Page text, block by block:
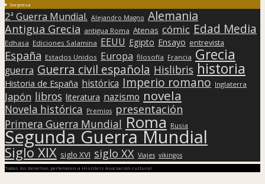
Sorpresa
2ª Guerra Mundial. Alejandro Magno Alemania
Antigua Grecia antigua Roma Atenas cómic Edad Media
Edhasa Ediciones Salamina EEUU Egipto Ensayo entrevista
España Estados Unidos Europa filosofía Francia Grecia
guerra Guerra civil española Hislibris historia
Historia de España histórica Imperio romano Inglaterra
Japón libros literatura nazismo novela
Novela histórica Premios presentación
Primera Guerra Mundial Roma Rusia
Segunda Guerra Mundial
Siglo XIX siglo XVI siglo XX Viajes vikingos
Todos los derechos pertenecen a Hislibris Asociación cultural